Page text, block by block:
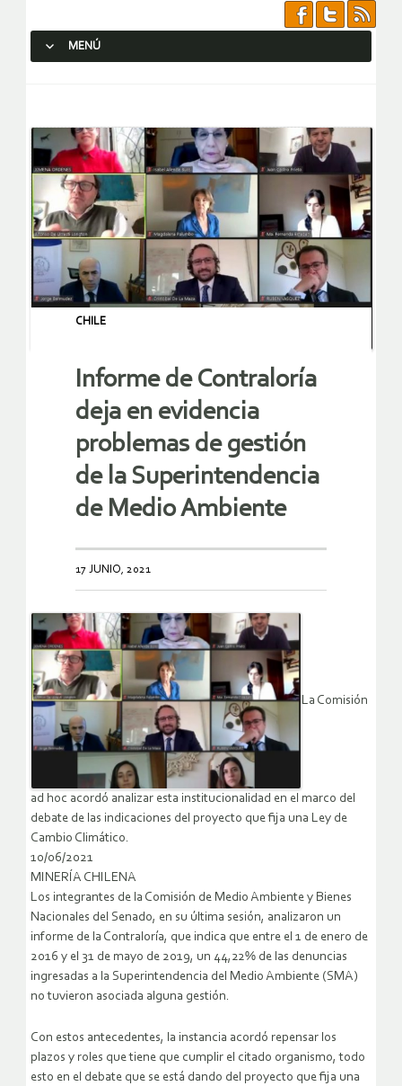
MENÚ
CHILE
Informe de Contraloría
deja en evidencia
problemas de gestión
de la Superintendencia
de Medio Ambiente
17 JUNIO, 2021
La Comisión
ad hoc acordó analizar esta institucionalidad en el marco del
debate de las indicaciones del proyecto que fija una Ley de
Cambio Climático.
10/06/2021
MINERÍA CHILENA
Los integrantes de la Comisión de Medio Ambiente y Bienes
Nacionales del Senado, en su última sesión, analizaron un
informe de la Contraloría, que indica que entre el 1 de enero de
2016 y el 31 de mayo de 2019, un 44,22% de las denuncias
ingresadas a la Superintendencia del Medio Ambiente (SMA)
no tuvieron asociada alguna gestión.
Con estos antecedentes, la instancia acordó repensar los
plazos y roles que tiene que cumplir el citado organismo, todo
esto en el debate que se está dando del proyecto que fija una